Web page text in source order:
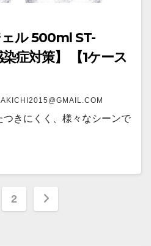
ル 500ml ST-
症対策】 【1ケース
きにくく、様々なシーンで
2